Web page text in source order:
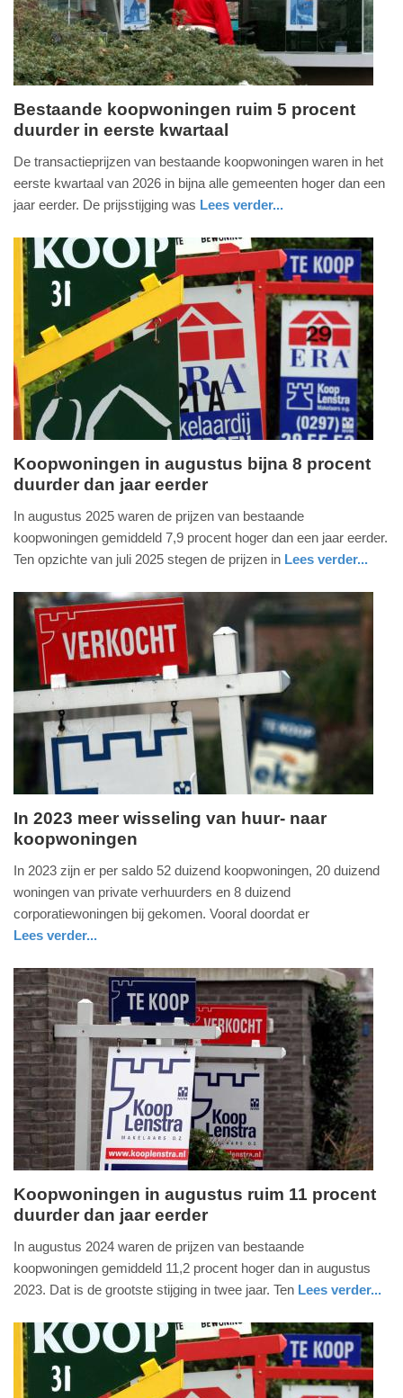
09:34
donderdag,
-
15:07
Update:
21-
05-
2026
15:08
Bestaande koopwoningen ruim 5 procent
duurder in eerste kwartaal
De transactieprijzen van bestaande koopwoningen waren in het
eerste kwartaal van 2026 in bijna alle gemeenten hoger dan een
jaar eerder. De prijsstijging was Lees verder...
holland
maandag,
september
2025
09:31
Update:
2025
09:32
Koopwoningen in augustus bijna 8 procent
duurder dan jaar eerder
In augustus 2025 waren de prijzen van bestaande
koopwoningen gemiddeld 7,9 procent hoger dan een jaar eerder.
Ten opzichte van juli 2025 stegen de prijzen in Lees verder...
holland
donderdag,
december
Update:
09-
04-
2025
09:10
In 2023 meer wisseling van huur- naar
koopwoningen
In 2023 zijn er per saldo 52 duizend koopwoningen, 20 duizend
woningen van private verhuurders en 8 duizend
corporatiewoningen bij gekomen. Vooral doordat er
Lees verder...
holland
maandag,
september
2024
09:35
Update:
09-
Koopwoningen in augustus ruim 11 procent
duurder dan jaar eerder
In augustus 2024 waren de prijzen van bestaande
koopwoningen gemiddeld 11,2 procent hoger dan in augustus
2023. Dat is de grootste stijging in twee jaar. Ten Lees verder...
holland